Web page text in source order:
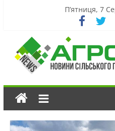
П’ятниця, 7